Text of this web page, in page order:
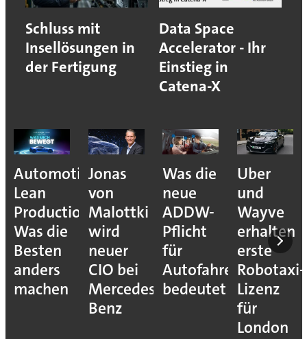
Schluss mit
Insellösungen in
der Fertigung
Data Space
Accelerator - Ihr
Einstieg in
Catena-X
Automotive
Lean
Production:
Was die
Besten
anders
machen
Jonas
von
Malottki
wird
neuer
CIO bei
Mercedes-
Benz
Was die
neue
ADDW-
Pflicht
für
Autofahrer
bedeutet
Uber
und
Wayve
erhalten
erste
Robotaxi-
Lizenz
für
London